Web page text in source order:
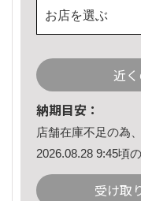
お店を選ぶ
近
納期目安：
店舗在庫不足の為
2026.08.28 9:45頃
受け取